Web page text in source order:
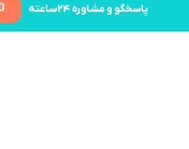
پاسخگو و مشاوره ۲۴ساعته